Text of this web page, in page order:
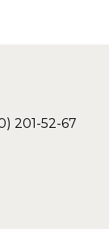
201-52-67